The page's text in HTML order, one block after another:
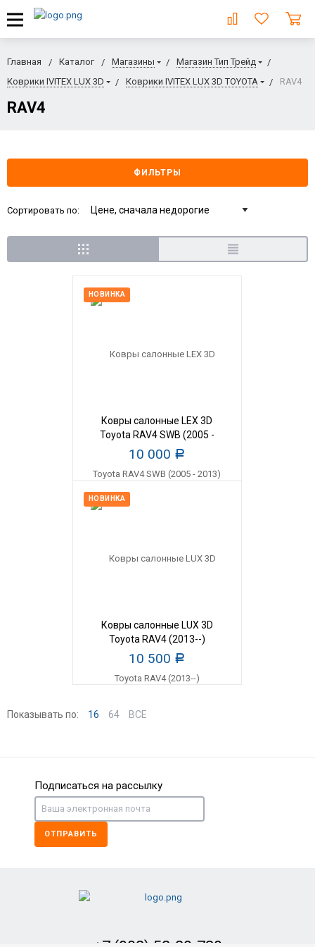
Главная Каталог Магазины
Магазин Тип Трейд
Коврики IVITEX LUX 3D
Коврики IVITEX LUX 3D TOYOTA RAV4
RAV4
ФИЛЬТРЫ
Сортировать по:
НОВИНКА
Ковры салонные LEX 3D
Toyota RAV4 SWB (2005 -
2013)
10 000 Р
НОВИНКА
Ковры салонные LUX 3D
Toyota RAV4 (2013--)
10 500 Р
Показывать по: 16 64 ВСЕ
Подписаться на рассылку
ОТПРАВИТЬ